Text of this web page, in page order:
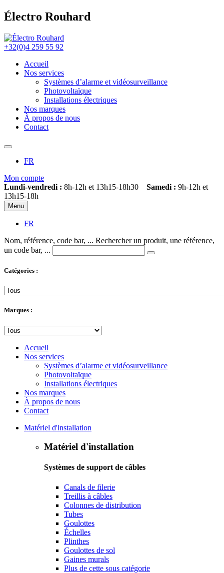
Électro Rouhard
+32(0)4 259 55 92
Accueil
Nos services
Systèmes d’alarme et vidéosurveillance
Photovoltaïque
Installations électriques
Nos marques
À propos de nous
Contact
FR
Mon compte
Lundi-vendredi : 8h-12h et 13h15-18h30 Samedi : 9h-12h et
13h15-18h
Menu
FR
Nom, référence, code bar, ... Rechercher un produit, une référence,
un code bar, ...
Catégories :
Marques :
Accueil
Nos services
Systèmes d’alarme et vidéosurveillance
Photovoltaïque
Installations électriques
Nos marques
À propos de nous
Contact
Matériel d'installation
Matériel d'installation
Systèmes de support de câbles
Canals de filerie
Treillis à câbles
Colonnes de distribution
Tubes
Goulottes
Échelles
Plinthes
Goulottes de sol
Gaines murals
Plus de cette sous catégorie